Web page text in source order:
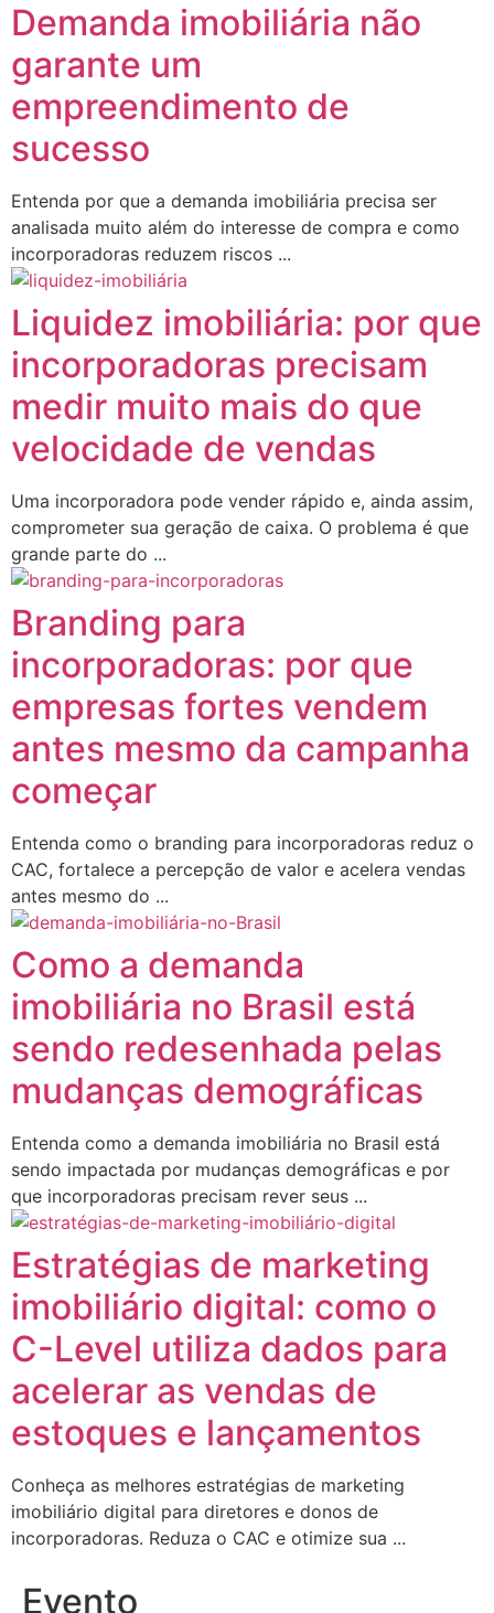
Demanda imobiliária não
garante um
empreendimento de
sucesso
Entenda por que a demanda imobiliária precisa ser
analisada muito além do interesse de compra e como
incorporadoras reduzem riscos ...
Liquidez imobiliária: por que
incorporadoras precisam
medir muito mais do que
velocidade de vendas
Uma incorporadora pode vender rápido e, ainda assim,
comprometer sua geração de caixa. O problema é que
grande parte do ...
Branding para
incorporadoras: por que
empresas fortes vendem
antes mesmo da campanha
começar
Entenda como o branding para incorporadoras reduz o
CAC, fortalece a percepção de valor e acelera vendas
antes mesmo do ...
Como a demanda
imobiliária no Brasil está
sendo redesenhada pelas
mudanças demográficas
Entenda como a demanda imobiliária no Brasil está
sendo impactada por mudanças demográficas e por
que incorporadoras precisam rever seus ...
Estratégias de marketing
imobiliário digital: como o
C-Level utiliza dados para
acelerar as vendas de
estoques e lançamentos
Conheça as melhores estratégias de marketing
imobiliário digital para diretores e donos de
incorporadoras. Reduza o CAC e otimize sua ...
Evento